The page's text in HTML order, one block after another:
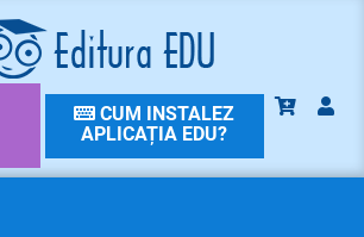
CUM INSTALEZ
APLICAȚIA EDU?